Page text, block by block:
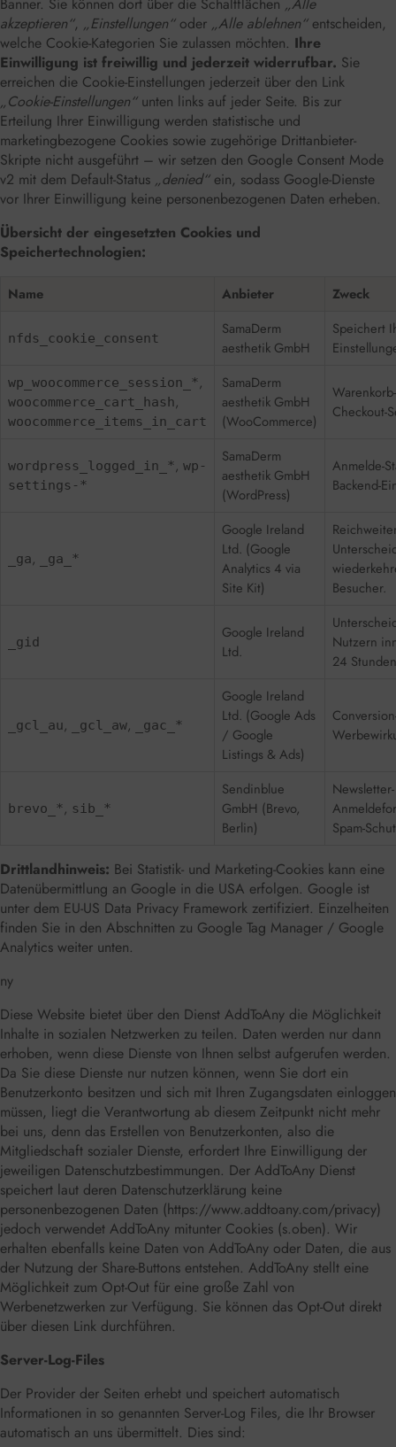
akzeptieren“, „Einstellungen“oder „Alle ablehnen“entscheiden,
welche Cookie-Kategorien Sie zulassen möchten. Ihre
Einwilligung ist freiwillig und jederzeit widerrufbar. Sie
erreichen die Cookie-Einstellungen jederzeit über den Link
„Cookie-Einstellungen“unten links auf jeder Seite. Bis zur
Erteilung Ihrer Einwilligung werden statistische und
marketingbezogene Cookies sowie zugehörige Drittanbieter-
Skripte nicht ausgeführt – wir setzen den Google Consent Mode
v2 mit dem Default-Status „denied“ein, sodass Google-Dienste
vor Ihrer Einwilligung keine personenbezogenen Daten erheben.
Übersicht der eingesetzten Cookies und
Speichertechnologien:
Name Anbieter Zweck
nfds_cookie_consent
SamaDerm
aesthetik GmbH
Speichert
wp_woocommerce_session_*,
woocommerce_cart_hash,
woocommerce_items_in_cart
SamaDerm
aesthetik GmbH
(WooCommerce)
Checkout-
wordpress_logged_in_*, wp-
settings-*
SamaDerm
aesthetik GmbH
(WordPress)
Anmelde-
Backend-
_ga, _ga_*
Google Ireland
Ltd. (Google
Analytics 4 via
Site Kit)
Besucher.
_gid
Google Ireland
Ltd.
Nutzern
24
_gcl_au, _gcl_aw, _gac_*
Google Ireland
Ltd. (Google Ads
/ Google
Listings & Ads)
brevo_*, sib_*
Sendinblue
GmbH (Brevo,
Berlin)
Newsletter-
Spam-
Drittlandhinweis: Bei Statistik- und Marketing-Cookies kann eine
Datenübermittlung an Google in die USA erfolgen. Google ist
unter dem EU-US Data Privacy Framework zertifiziert. Einzelheiten
finden Sie in den Abschnitten zu Google Tag Manager / Google
Analytics weiter unten.
ny
Diese Website bietet über den Dienst AddToAny die Möglichkeit
Inhalte in sozialen Netzwerken zu teilen. Daten werden nur dann
erhoben, wenn diese Dienste von Ihnen selbst aufgerufen werden.
Da Sie diese Dienste nur nutzen können, wenn Sie dort ein
Benutzerkonto besitzen und sich mit Ihren Zugangsdaten einloggen
müssen, liegt die Verantwortung ab diesem Zeitpunkt nicht mehr
bei uns, denn das Erstellen von Benutzerkonten, also die
Mitgliedschaft sozialer Dienste, erfordert Ihre Einwilligung der
jeweiligen Datenschutzbestimmungen. Der AddToAny Dienst
speichert laut deren Datenschutzerklärung keine
personenbezogenen Daten (https://www.addtoany.com/privacy)
jedoch verwendet AddToAny mitunter Cookies (s.oben). Wir
erhalten ebenfalls keine Daten von AddToAny oder Daten, die aus
der Nutzung der Share-Buttons entstehen. AddToAny stellt eine
Möglichkeit zum Opt-Out für eine große Zahl von
Werbenetzwerken zur Verfügung. Sie können das Opt-Out direkt
über diesen Link durchführen.
Server-Log-Files
Der Provider der Seiten erhebt und speichert automatisch
Informationen in so genannten Server-Log Files, die Ihr Browser
automatisch an uns übermittelt. Dies sind: